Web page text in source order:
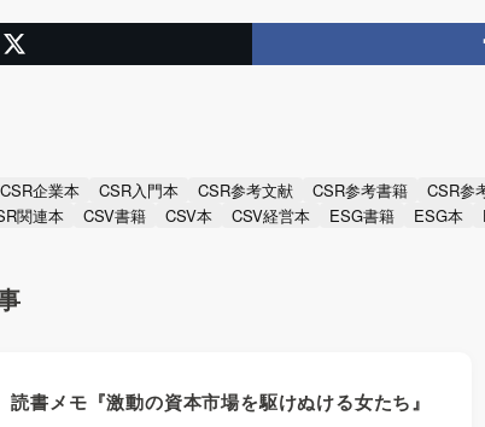
CSR企業本 CSR入門本 CSR参考文献 CSR参考書籍 CSR参
関連本 CSV書籍 CSV本 CSV経営本 ESG書籍 ESG本
読書メモ『激動の資本市場を駆けぬける女たち』